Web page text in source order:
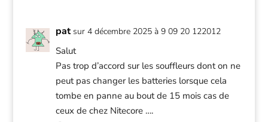
pat sur 4 décembre 2025 à 9 09 20 122012
Salut
Pas trop d’accord sur les souffleurs dont on ne
peut pas changer les batteries lorsque cela
tombe en panne au bout de 15 mois cas de
ceux de chez Nitecore ….